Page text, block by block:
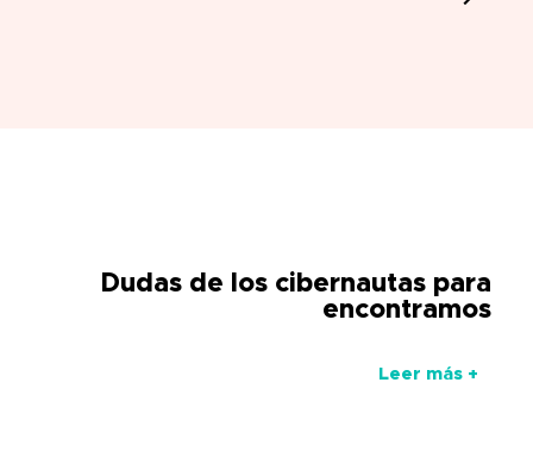
Dudas de los cibernautas para
encontramos
Leer más +